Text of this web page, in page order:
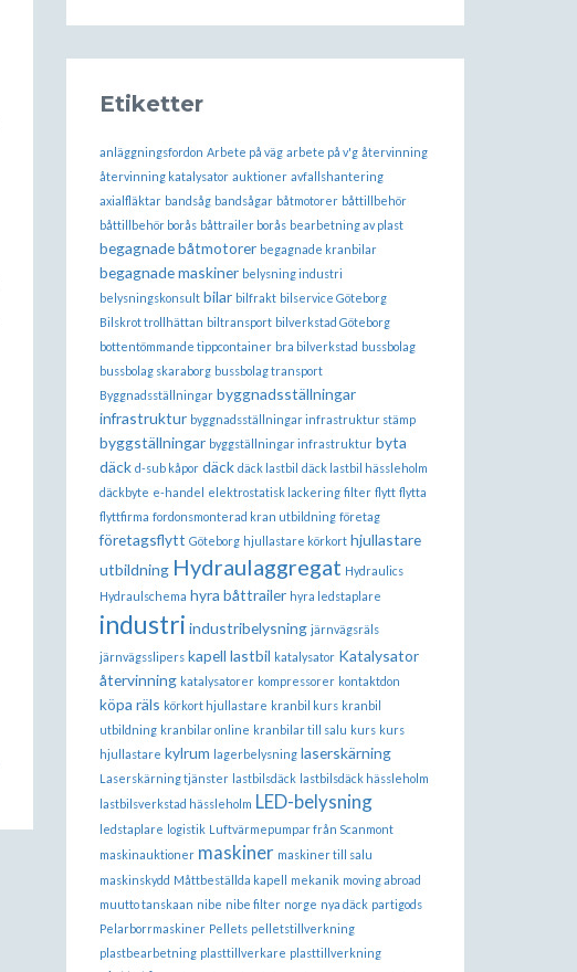
Etiketter
anläggningsfordon Arbete på väg arbete på v'g återvinning
återvinning katalysator auktioner avfallshantering
axialfläktar bandsåg bandsågar båtmotorer båttillbehör
båttillbehör borås båttrailer borås bearbetning av plast
begagnade båtmotorer begagnade kranbilar
begagnade maskiner belysning industri
belysningskonsult bilar bilfrakt bilservice Göteborg
Bilskrot trollhättan biltransport bilverkstad Göteborg
bottentömmande tippcontainer bra bilverkstad bussbolag
bussbolag skaraborg bussbolag transport
Byggnadsställningar byggnadsställningar
infrastruktur byggnadsställningar infrastruktur stämp
byggställningar byggställningar infrastruktur byta
däck d-sub kåpor däck däck lastbil däck lastbil hässleholm
däckbyte e-handel elektrostatisk lackering filter flytt flytta
flyttfirma fordonsmonterad kran utbildning företag
företagsflytt Göteborg hjullastare körkort hjullastare
utbildning Hydraulaggregat Hydraulics
Hydraulschema hyra båttrailer hyra ledstaplare
industri industribelysning järnvägsräls
järnvägsslipers kapell lastbil katalysator Katalysator
återvinning katalysatorer kompressorer kontaktdon
köpa räls körkort hjullastare kranbil kurs kranbil
utbildning kranbilar online kranbilar till salu kurs kurs
hjullastare kylrum lagerbelysning laserskärning
Laserskärning tjänster lastbilsdäck lastbilsdäck hässleholm
lastbilsverkstad hässleholm LED-belysning
ledstaplare logistik Luftvärmepumpar från Scanmont
maskinauktioner maskiner maskiner till salu
maskinskydd Måttbeställda kapell mekanik moving abroad
muutto tanskaan nibe nibe filter norge nya däck partigods
Pelarborrmaskiner Pellets pelletstillverkning
plastbearbetning plasttillverkare plasttillverkning